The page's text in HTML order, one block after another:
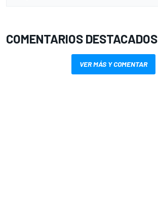
COMENTARIOS DESTACADOS
VER MÁS Y COMENTAR